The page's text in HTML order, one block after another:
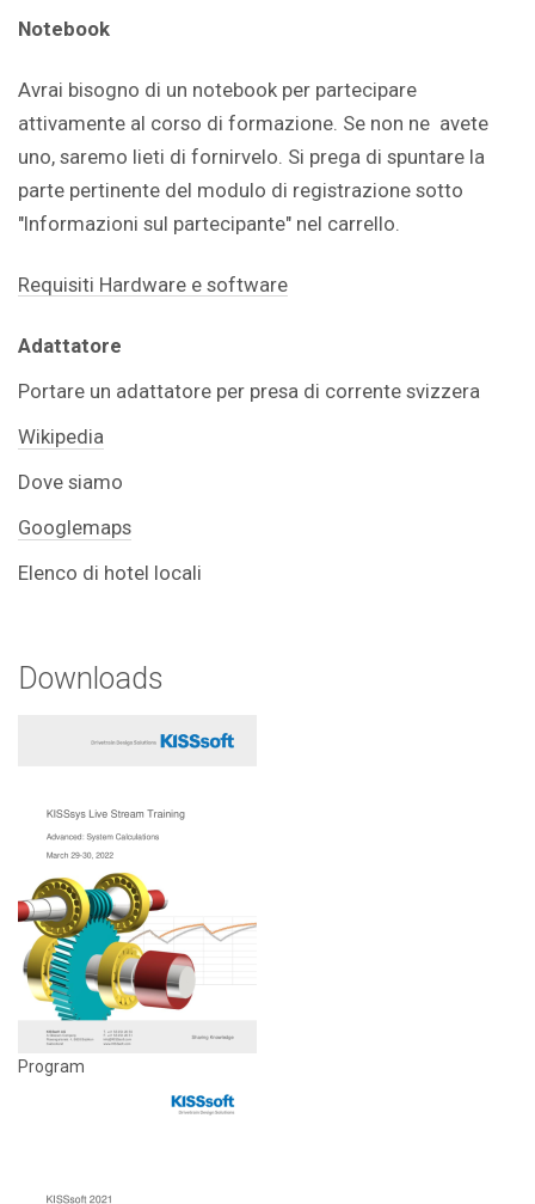
Notebook
Avrai bisogno di un notebook per partecipare
attivamente al corso di formazione. Se non ne avete
uno, saremo lieti di fornirvelo. Si prega di spuntare la
parte pertinente del modulo di registrazione sotto
"Informazioni sul partecipante" nel carrello.
Requisiti Hardware e software
Adattatore
Portare un adattatore per presa di corrente svizzera
Wikipedia
Dove siamo
Googlemaps
Elenco di hotel locali
Downloads
Program